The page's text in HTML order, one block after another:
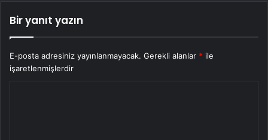
Bir yanıt yazın
E-posta adresiniz yayınlanmayacak. Gerekli alanlar * ile
işaretlenmişlerdir